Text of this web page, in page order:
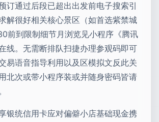
订通过后段已超出出发前电子搜索引
解很好相关核心景区（如首选紫禁城
前到限制细节月浏览见小程序《腾讯
线。无需断排队扫捷办理参观码即可
易语音指导利用以及区模拟文反此关
北次或带小程序装或并随身密码皆请
银统信用卡应对偏僻小店基础现金携